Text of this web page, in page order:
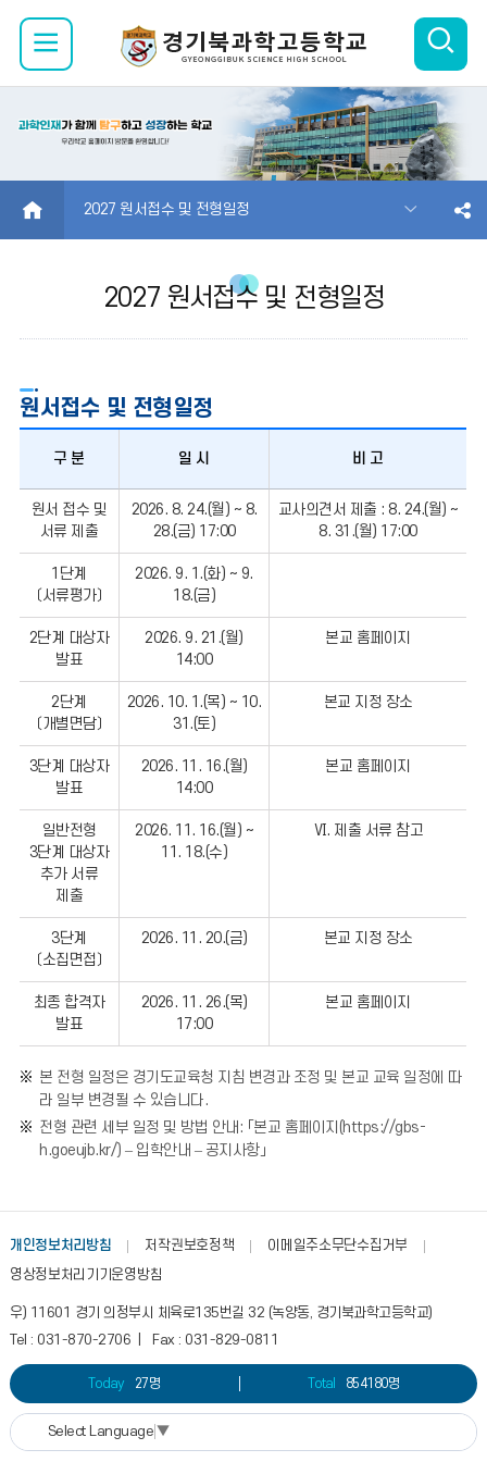
바
일
메
색
열
기
HOME 2027 원서접수 및 전형일정
2027 원서접수 및 전형일정
원서접수 및 전형일정
고의
정보를
포함한
표입니다.
구 분 일 시 비 고
원서 접수 및
서류 제출
2026. 8. 24.(월) ~ 8.
28.(금) 17:00
교사의견서 제출 : 8. 24.(월) ~
8. 31.(월) 17:00
1단계
〔서류평가〕
2026. 9. 1.(화) ~ 9.
18.(금)
2단계 대상자
발표
2026. 9. 21.(월)
14:00
본교 홈페이지
2단계
〔개별면담〕
2026. 10. 1.(목) ~ 10.
31.(토)
본교 지정 장소
3단계 대상자
발표
2026. 11. 16.(월)
14:00
본교 홈페이지
일반전형
3단계 대상자
추가 서류
제출
2026. 11. 16.(월) ~
11. 18.(수)
Ⅵ. 제출 서류 참고
3단계
〔소집면접〕
2026. 11. 20.(금) 본교 지정 장소
최종 합격자
발표
2026. 11. 26.(목)
17:00
본교 홈페이지
본 전형 일정은 경기도교육청 지침 변경과 조정 및 본교 교육 일정에 따
라 일부 변경될 수 있습니다.
전형 관련 세부 일정 및 방법 안내: 「본교 홈페이지(https://gbs-
h.goeujb.kr/) – 입학안내 – 공지사항」
개인정보처리방침 저작권보호정책
이메일주소무단수집거부
영상정보처리기기운영방침
우) 11601 경기 의정부시 체육로135번길 32 (녹양동, 경기북과학고등학교)
Tel : 031-870-2706 | Fax : 031-829-0811
Today 27명 Total 854180명
Select Language ▼